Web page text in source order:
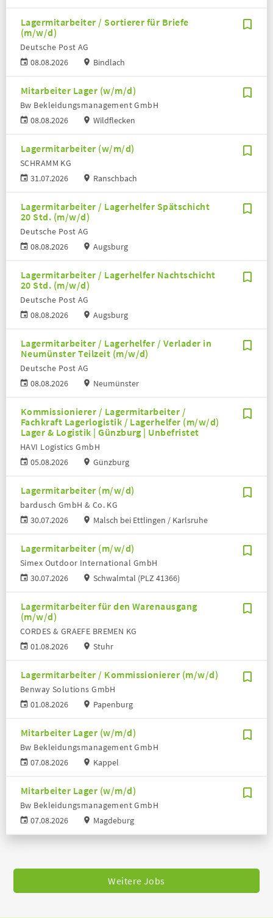
Lagermitarbeiter / Sortierer für Briefe
(m/w/d)
08.08.2026
Deutsche Post AG
Bindlach
Mitarbeiter Lager (w/m/d)
08.08.2026
Bw Bekleidungsmanagement GmbH
Wildflecken
Lagermitarbeiter (w/m/d)
31.07.2026
SCHRAMM KG
Ranschbach
Lagermitarbeiter / Lagerhelfer Spätschicht
20 Std. (m/w/d)
08.08.2026
Deutsche Post AG
Augsburg
Lagermitarbeiter / Lagerhelfer Nachtschicht
20 Std. (m/w/d)
08.08.2026
Deutsche Post AG
Augsburg
Lagermitarbeiter / Lagerhelfer / Verlader in
Neumünster Teilzeit (m/w/d)
08.08.2026
Deutsche Post AG
Neumünster
Kommissionierer / Lagermitarbeiter /
Fachkraft Lagerlogistik / Lagerhelfer (m/w/d)
Lager & Logistik | Günzburg | Unbefristet
05.08.2026
HAVI Logistics GmbH
Günzburg
Lagermitarbeiter (m/w/d)
30.07.2026
bardusch GmbH & Co. KG
Malsch bei Ettlingen / Karlsruhe
Lagermitarbeiter (m/w/d)
30.07.2026
Simex Outdoor International GmbH
Schwalmtal (PLZ 41366)
Lagermitarbeiter für den Warenausgang
(m/w/d)
01.08.2026
CORDES & GRAEFE BREMEN KG
Stuhr
Lagermitarbeiter / Kommissionierer (m/w/d)
01.08.2026
Benway Solutions GmbH
Papenburg
Mitarbeiter Lager (w/m/d)
07.08.2026
Bw Bekleidungsmanagement GmbH
Kappel
Mitarbeiter Lager (w/m/d)
07.08.2026
Bw Bekleidungsmanagement GmbH
Magdeburg
Weitere Jobs